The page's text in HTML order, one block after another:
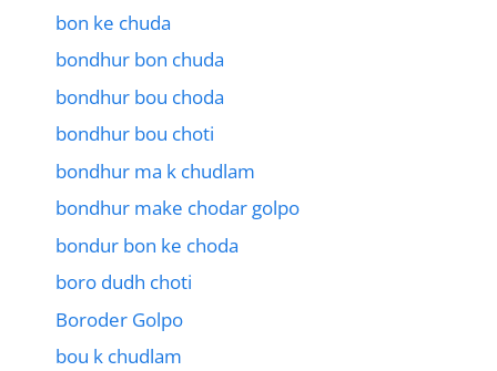
bon ke chuda
bondhur bon chuda
bondhur bou choda
bondhur bou choti
bondhur ma k chudlam
bondhur make chodar golpo
bondur bon ke choda
boro dudh choti
Boroder Golpo
bou k chudlam